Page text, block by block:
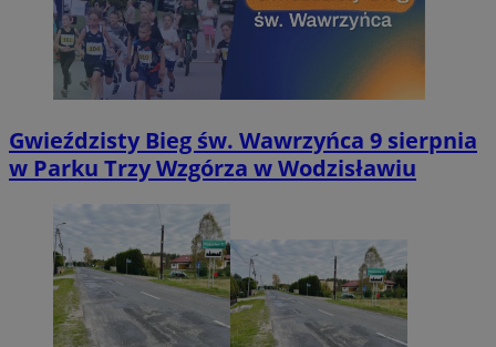
Gwieździsty Bieg św. Wawrzyńca 9 sierpnia
w Parku Trzy Wzgórza w Wodzisławiu